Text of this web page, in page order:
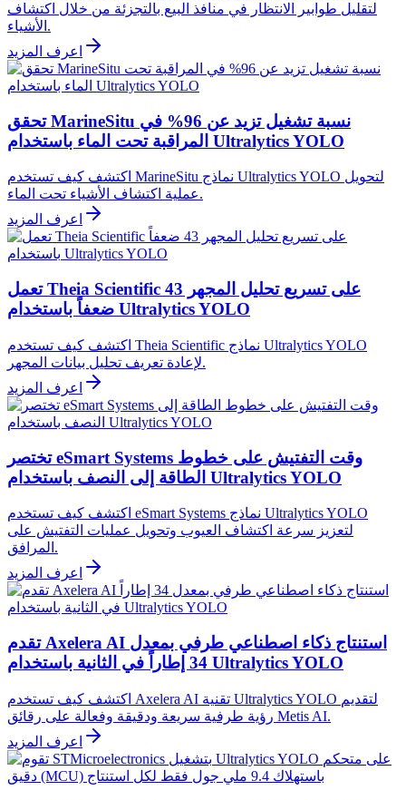
لتقليل طوابير الانتظار في منافذ البيع بالتجزئة من خلال اكتشاف
الأشياء.
اعرف المزيد
تحقق MarineSitu نسبة تشغيل تزيد عن 96% في
المراقبة تحت الماء باستخدام Ultralytics YOLO
اكتشف كيف تستخدم MarineSitu نماذج Ultralytics YOLO لتحويل
عملية اكتشاف الأشياء تحت الماء.
اعرف المزيد
تعمل Theia Scientific على تسريع تحليل المجهر 43
ضعفاً باستخدام Ultralytics YOLO
اكتشف كيف تستخدم Theia Scientific نماذج Ultralytics YOLO
لإعادة تعريف تحليل بيانات المجهر.
اعرف المزيد
تختصر eSmart Systems وقت التفتيش على خطوط
الطاقة إلى النصف باستخدام Ultralytics YOLO
اكتشف كيف تستخدم eSmart Systems نماذج Ultralytics YOLO
لتعزيز سرعة اكتشاف العيوب وتحويل عمليات التفتيش على
المرافق.
اعرف المزيد
تقدم Axelera AI استنتاج ذكاء اصطناعي طرفي بمعدل
34 إطاراً في الثانية باستخدام Ultralytics YOLO
اكتشف كيف تستخدم Axelera AI تقنية Ultralytics YOLO لتقديم
رؤية طرفية سريعة ودقيقة وفعالة على رقائق Metis AI.
اعرف المزيد